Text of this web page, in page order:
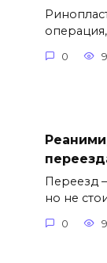
0
Переезд
но не
0